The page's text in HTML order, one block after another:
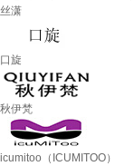
丝潇
口旋
秋伊梵
icumitoo（ICUMITOO）